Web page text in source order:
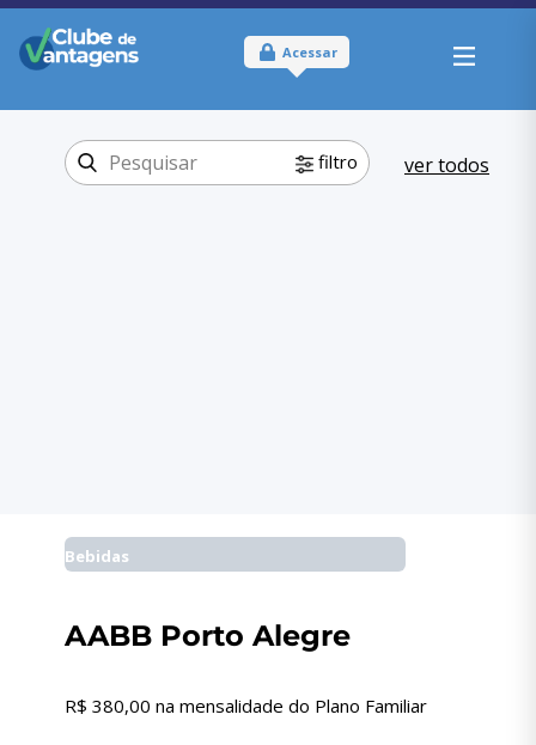
Acessar
filtro ver todos
Bebidas
AABB Porto Alegre
R$ 380,00 na mensalidade do Plano Familiar